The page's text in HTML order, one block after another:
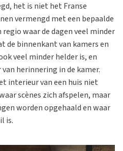
het is niet het Franse
vermengd met een bepaalde
regio waar de dagen veel minder
de binnenkant van kamers en
veel minder helder is, en
herinnering in de kamer.
interieur van een huis niet
scènes zich afspelen, maar
worden opgehaald en waar
is.